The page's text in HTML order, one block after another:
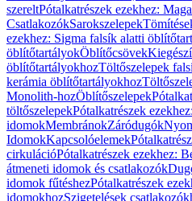
szereltPótalkatrészek ezekhez:
CsatlakozókSarokszelepek
ezekhez: Sigma falsík alatti
öblítőtartályokÖblítőcsövek
öblítőtartályokhozTöltőszelepek
kerámia öblítőtartályokhoz
Monolith-hozÖblítőszelepek
töltőszelepekPótalkatrészek
idomokMembránokZáródugók
IdomokKapcsolóelemek
cirkulációPótalkatrészek ezekhez:
átmeneti idomok és csatlakozók
idomok fűtéshezPótalkatrészek
idomokhozSzigetelések